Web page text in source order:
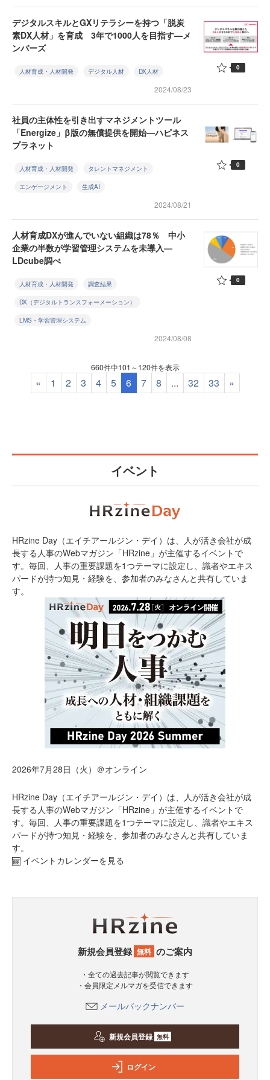
デジタルスキルとGXリテラシーを持つ「脱炭
素DX人材」を育成 3年で1000人を目指す—メ
ンバーズ
人材育成・人材開発 デジタル人材 DX人材
2024/08/23
0
社員の主体性を引き出すマネジメントツール
「Energize」β版の無償提供を開始—ハピネス
プラネット
人材育成・人材開発 タレントマネジメント
エンゲージメント 生成AI
2024/08/21
0
人材育成DXが進んでいない組織は78％ 中小
企業の半数が学習管理システムを未導入—
LDcube調べ
人材育成・人材開発 調査結果
DX（デジタルトランスフォーメーション）
LMS・学習管理システム
2024/08/08
0
660件中101～120件を表示
« 1 2 3 4 5 6 7 8 ... 32 33 »
イベント
HRzine Day（エイチアールジン・デイ）は、人が活き会社が成
長する人事のWebマガジン「HRzine」が主催するイベントで
す。毎回、人事の重要課題を1つテーマに設定し、識者やエキス
パードが持つ知見・経験を、参加者のみなさんと共有していま
す。
2026年7月28日（火）＠オンライン
HRzine Day（エイチアールジン・デイ）は、人が活き会社が成
長する人事のWebマガジン「HRzine」が主催するイベントで
す。毎回、人事の重要課題を1つテーマに設定し、識者やエキス
パードが持つ知見・経験を、参加者のみなさんと共有していま
す。
イベントカレンダーを見る
新規会員登録 無料 のご案内
・全ての過去記事が閲覧できます
・会員限定メルマガを受信できます
メールバックナンバー
新規会員登録 無料
ログイン